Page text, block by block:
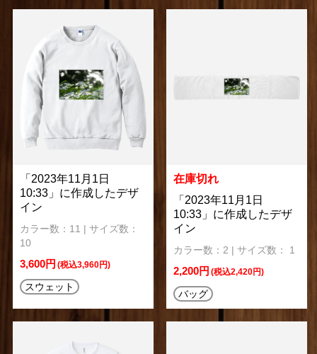
「2023年11月1日
10:33」に作成したデザ
イン
カラー数：11 | サイズ数：
10
3,600円 (税込3,960円)
スウェット
在庫切れ
「2023年11月1日
10:33」に作成したデザ
イン
カラー数：2 | サイズ数： 1
2,200円 (税込2,420円)
バッグ